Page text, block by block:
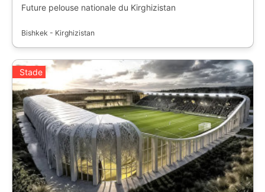
Future pelouse nationale du Kirghizistan
Bishkek - Kirghizistan
Stade